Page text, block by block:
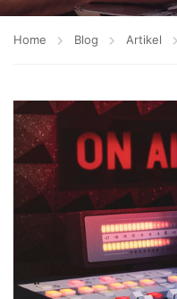
Home Blog Artikel